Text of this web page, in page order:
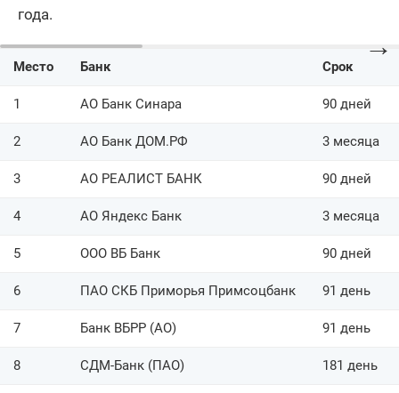
года.
→
Место Банк Срок
1 АО Банк Синара 90 дней
2 АО Банк ДОМ.РФ 3 месяца
3 АО РЕАЛИСТ БАНК 90 дней
4 АО Яндекс Банк 3 месяца
5 ООО ВБ Банк 90 дней
6 ПАО СКБ Приморья Примсоцбанк 91 день
7 Банк ВБРР (АО) 91 день
8 СДМ-Банк (ПАО) 181 день